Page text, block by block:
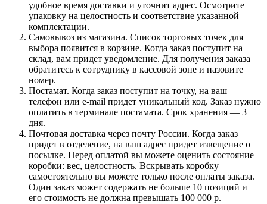
удобное время доставки и уточнит адрес. Осмотрите
упаковку на целостность и соответствие указанной
комплектации.
Самовывоз из магазина. Список торговых точек для
выбора появится в корзине. Когда заказ поступит на
склад, вам придет уведомление. Для получения заказа
обратитесь к сотруднику в кассовой зоне и назовите
номер.
Постамат. Когда заказ поступит на точку, на ваш
телефон или e-mail придет уникальный код. Заказ нужно
оплатить в терминале постамата. Срок хранения — 3
дня.
Почтовая доставка через почту России. Когда заказ
придет в отделение, на ваш адрес придет извещение о
посылке. Перед оплатой вы можете оценить состояние
коробки: вес, целостность. Вскрывать коробку
самостоятельно вы можете только после оплаты заказа.
Один заказ может содержать не больше 10 позиций и
его стоимость не должна превышать 100 000 р.